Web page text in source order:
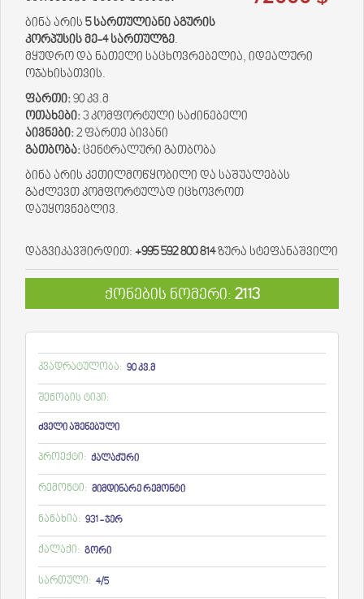
ბინა არის 5 სართულიანი აგურის
კორპუსის მე-4 სართულზე.
მყუდრო და ნათელი საცხოვრებელია, იდეალური
ოჯახისათვის.
ფართი: 90 კვ.მ
ოთახები: 3 კომფორტული საძინებელი
აივნები: 2 ფართე აივანი
გათბობა: ცენტრალური გათბობა
ბინა არის კეთილმოწყობილი და საშუალებას
გაძლევთ კომფორტულად იცხოვროთ
დაუყოვნებლივ.
დაგვიკავშირდით: +995 592 800 814ზურა სტეფანაშვილი
ქონების ნომერი: 2113
კვადრატულობა: 90 კვ.მ
შენობის ტიპი:
ძველი აშენებული
პროექტი: ქალაქური
რემონტი: მიმდინარე რემონტი
ნანახია: 931 - ჯერ
ქალაქი: გორი
სართული: 4/5